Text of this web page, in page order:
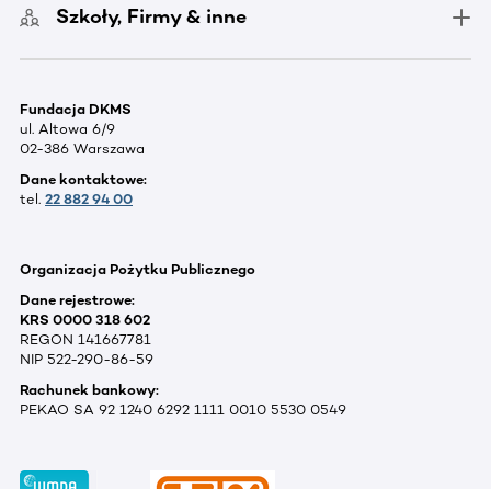
Szkoły, Firmy & inne
Fundacja DKMS
ul. Altowa 6/9
02-386 Warszawa
Dane kontaktowe:
tel. 22 882 94 00
Organizacja Pożytku Publicznego
Dane rejestrowe:
KRS 0000 318 602
REGON 141667781
NIP 522-290-86-59
Rachunek bankowy:
PEKAO SA 92 1240 6292 1111 0010 5530 0549